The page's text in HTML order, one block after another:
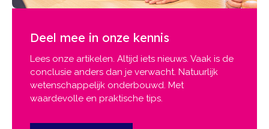
Deel mee in onze kennis
Lees onze artikelen. Altijd iets nieuws. Vaak is de
conclusie anders dan je verwacht. Natuurlijk
wetenschappelijk onderbouwd. Met
waardevolle en praktische tips.